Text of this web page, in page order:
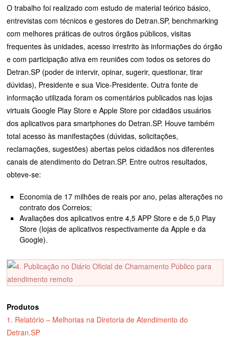
O trabalho foi realizado com estudo de material teórico básico,
entrevistas com técnicos e gestores do Detran.SP, benchmarking
com melhores práticas de outros órgãos públicos, visitas
frequentes às unidades, acesso irrestrito às informações do órgão
e com participação ativa em reuniões com todos os setores do
Detran.SP (poder de intervir, opinar, sugerir, questionar, tirar
dúvidas), Presidente e sua Vice-Presidente. Outra fonte de
informação utilizada foram os comentários publicados nas lojas
virtuais Google Play Store e Apple Store por cidadãos usuários
dos aplicativos para smartphones do Detran.SP. Houve também
total acesso às manifestações (dúvidas, solicitações,
reclamações, sugestões) abertas pelos cidadãos nos diferentes
canais de atendimento do Detran.SP. Entre outros resultados,
obteve-se:
Economia de 17 milhões de reais por ano, pelas alterações no
contrato dos Correios;
Avaliações dos aplicativos entre 4,5 APP Store e de 5,0 Play
Store (lojas de aplicativos respectivamente da Apple e da
Google).
Produtos
1. Relatório – Melhorias na Diretoria de Atendimento do
Detran.SP